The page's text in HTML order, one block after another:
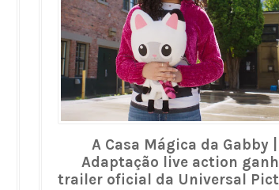
A Casa Mágica da Gabby |
Adaptação live action
trailer oficial da Universal